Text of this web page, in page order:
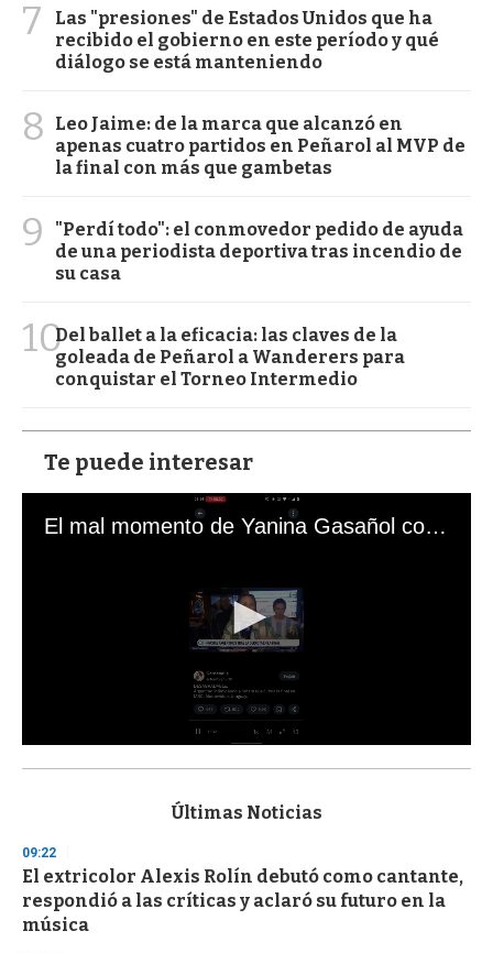
7
Las "presiones" de Estados Unidos que ha
recibido el gobierno en este período y qué
diálogo se está manteniendo
8
Leo Jaime: de la marca que alcanzó en
apenas cuatro partidos en Peñarol al MVP de
la final con más que gambetas
9
"Perdí todo": el conmovedor pedido de ayuda
de una periodista deportiva tras incendio de
su casa
10Del ballet a la eficacia: las claves de la
goleada de Peñarol a Wanderers para
conquistar el Torneo Intermedio
Te puede interesar
El mal momento de Yanina Gasañol con un hincha argentino en "Subrayado"
s
d
s
o
f
3
Últimas Noticias
09:22
El extricolor Alexis Rolín debutó como cantante,
respondió a las críticas y aclaró su futuro en la
música